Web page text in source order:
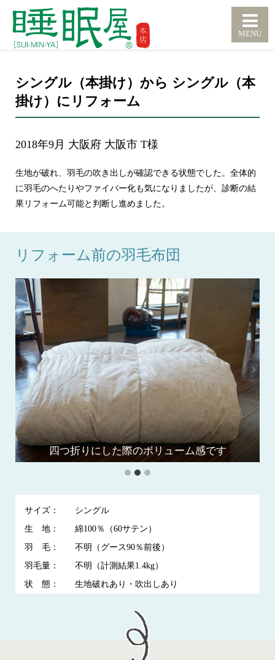
シングル（本掛け）から シングル（本
掛け）にリフォーム
2018年9月 大阪府 大阪市 T様
生地が破れ、羽毛の吹き出しが確認できる状態でした。全体的
に羽毛のへたりやファイバー化も気になりましたが、診断の結
果リフォーム可能と判断し進めました。
リフォーム前の羽毛布団
羽毛布団の全体画像です
四つ折りにした際のボリューム感です
羽毛の吹き出しが確認できました
サイズ：
シングル
生 地：
綿100％（60サテン）
羽 毛：
不明（グース90％前後）
羽毛量：
不明（計測結果1.4kg）
状 態：
生地破れあり・吹出しあり